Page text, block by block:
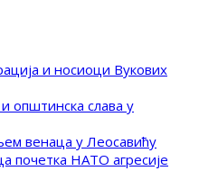
и носиоци Вукових
општинска слава у
венаца у Леосавићу
почетка НАТО агресије